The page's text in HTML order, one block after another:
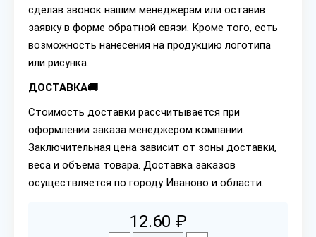
сделав звонок нашим менеджерам или оставив
заявку в форме обратной связи. Кроме того, есть
возможность нанесения на продукцию логотипа
или рисунка.
ДОСТАВКА🚚
Стоимость доставки рассчитывается при
оформлении заказа менеджером компании.
Заключительная цена зависит от зоны доставки,
веса и объема товара. Доставка заказов
осуществляется по городу Иваново и области.
12.60 ₽